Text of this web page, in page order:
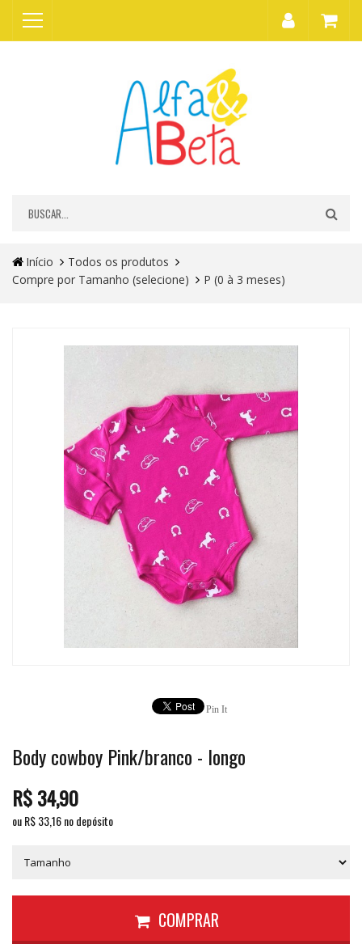
Início
Todos os produtos
Compre por Tamanho (selecione)
P (0 à 3 meses)
Pin It
Body cowboy Pink/branco - longo
R$34,90
ou R$33,16no depósito
COMPRAR